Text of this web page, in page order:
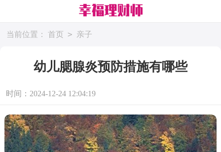
当前位置： 首页 > 亲子
幼儿腮腺炎预防措施有哪些
时间：2024-12-24 12:04:19